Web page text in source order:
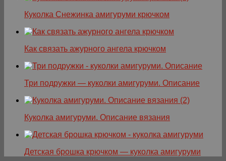
Куколка Снежинка амигуруми крючком
Как связать ажурного ангела крючком
Три подружки — куколки амигуруми. Описание
Куколка амигуруми. Описание вязания
Детская брошка крючком — куколка амигуруми